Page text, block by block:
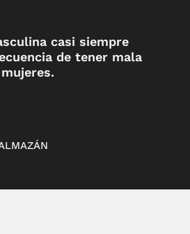
casi siempre
de tener mala